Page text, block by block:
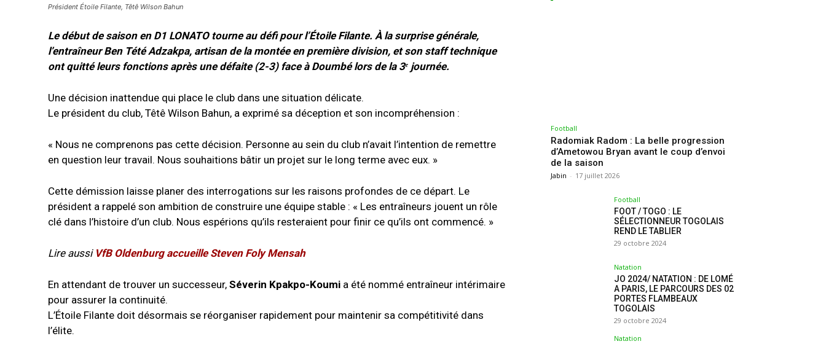
Président Étoile Filante, Têtê Wilson Bahun
Le début de saison en D1 LONATO tourne au défi pour l’Étoile Filante. À la surprise générale,
l’entraîneur Ben Tété Adzakpa, artisan de la montée en première division, et son staff technique
ont quitté leurs fonctions après une défaite (2-3) face à Doumbé lors de la 3ᵉ journée.
Une décision inattendue qui place le club dans une situation délicate.
Le président du club, Têtê Wilson Bahun, a exprimé sa déception et son incompréhension :
« Nous ne comprenons pas cette décision. Personne au sein du club n’avait l’intention de remettre
en question leur travail. Nous souhaitions bâtir un projet sur le long terme avec eux. »
Cette démission laisse planer des interrogations sur les raisons profondes de ce départ. Le
président a rappelé son ambition de construire une équipe stable : « Les entraîneurs jouent un rôle
clé dans l’histoire d’un club. Nous espérions qu’ils resteraient pour finir ce qu’ils ont commencé. »
Lire aussi VfB Oldenburg accueille Steven Foly Mensah
En attendant de trouver un successeur, Séverin Kpakpo-Koumi a été nommé entraîneur intérimaire
pour assurer la continuité.
L’Étoile Filante doit désormais se réorganiser rapidement pour maintenir sa compétitivité dans
l’élite.
Football
Radomiak Radom : La belle progression
d’Ametowou Bryan avant le coup d’envoi
de la saison
Jabin - 17 juillet 2026
Football
FOOT / TOGO : LE
SÉLECTIONNEUR TOGOLAIS
REND LE TABLIER
29 octobre 2024
Natation
JO 2024/ NATATION : DE LOMÉ
A PARIS, LE PARCOURS DES 02
PORTES FLAMBEAUX
TOGOLAIS
29 octobre 2024
Natation